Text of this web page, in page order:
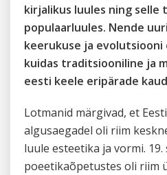
kirjalikus luules ning selle
populaarluules. Nende
keerukuse ja
kuidas traditsiooniline ja
eesti keele eripärade
Lotmanid märgivad, et
algusaegadel oli riim
luule esteetika ja vormi. 19.
poeetikaõpetustes oli riim